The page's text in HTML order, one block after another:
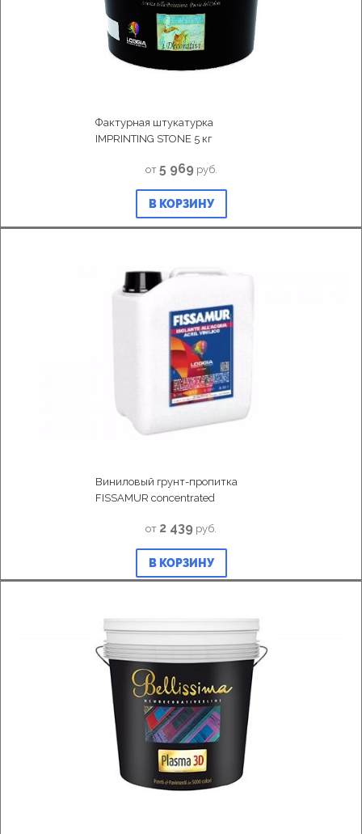
Фактурная штукатурка
IMPRINTING STONE 5 кг
от 5 969руб.
В КОРЗИНУ
Виниловый грунт-пропитка
FISSAMUR concentrated
от 2 439 руб.
В КОРЗИНУ